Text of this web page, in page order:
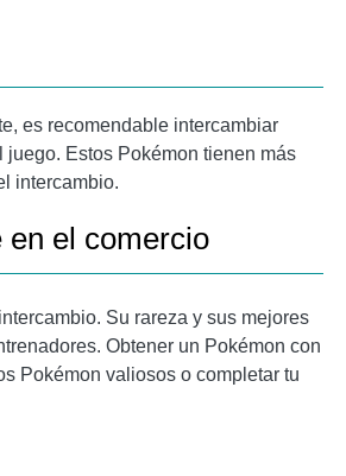
es recomendable intercambiar
Estos Pokémon tienen más
intercambio.
en el comercio
Su rareza y sus mejores
Obtener un Pokémon con
Pokémon valiosos o completar tu